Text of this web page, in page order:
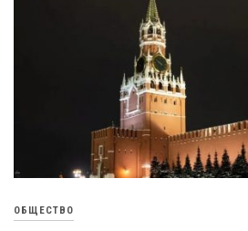
ОБЩЕСТВО